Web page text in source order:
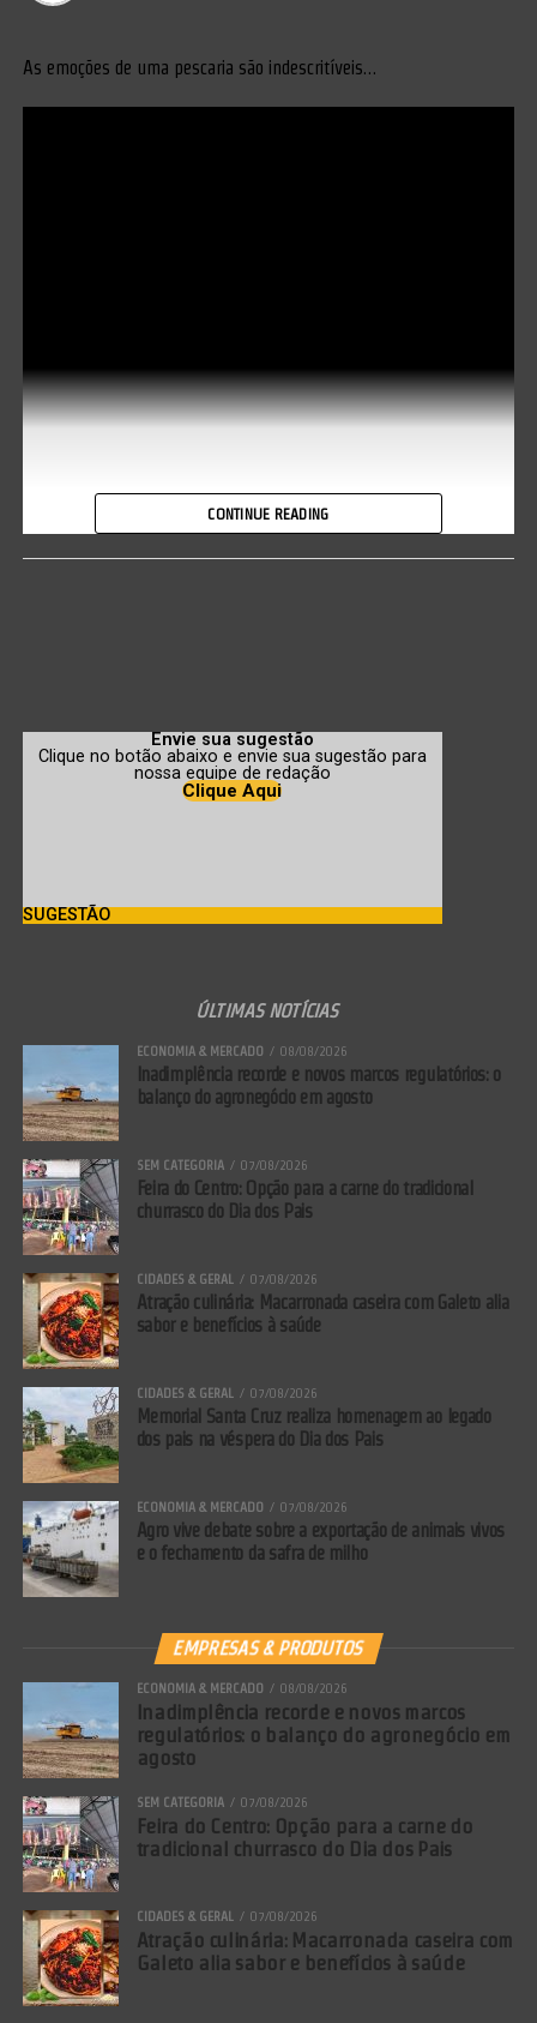
As emoções de uma pescaria são indescritíveis…
CONTINUE READING
Envie sua sugestão
Clique no botão abaixo e envie sua sugestão para
nossa equipe de redação
Clique Aqui
SUGESTÃO
ÚLTIMAS NOTÍCIAS
ECONOMIA & MERCADO 08/08/2026
Inadimplência recorde e novos marcos regulatórios: o
balanço do agronegócio em agosto
SEM CATEGORIA 07/08/2026
Feira do Centro: Opção para a carne do tradicional
churrasco do Dia dos Pais
CIDADES & GERAL 07/08/2026
Atração culinária: Macarronada caseira com Galeto alia
sabor e benefícios à saúde
CIDADES & GERAL 07/08/2026
Memorial Santa Cruz realiza homenagem ao legado
dos pais na véspera do Dia dos Pais
ECONOMIA & MERCADO 07/08/2026
Agro vive debate sobre a exportação de animais vivos
e o fechamento da safra de milho
EMPRESAS & PRODUTOS
ECONOMIA & MERCADO 08/08/2026
Inadimplência recorde e novos marcos
regulatórios: o balanço do agronegócio em
agosto
SEM CATEGORIA 07/08/2026
Feira do Centro: Opção para a carne do
tradicional churrasco do Dia dos Pais
CIDADES & GERAL 07/08/2026
Atração culinária: Macarronada caseira com
Galeto alia sabor e benefícios à saúde